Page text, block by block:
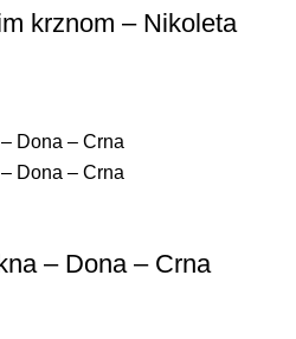
krznom – Nikoleta
– Dona – Crna